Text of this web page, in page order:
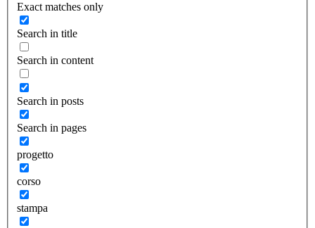
Exact matches only
Search in title
Search in content
Search in posts
Search in pages
progetto
corso
stampa